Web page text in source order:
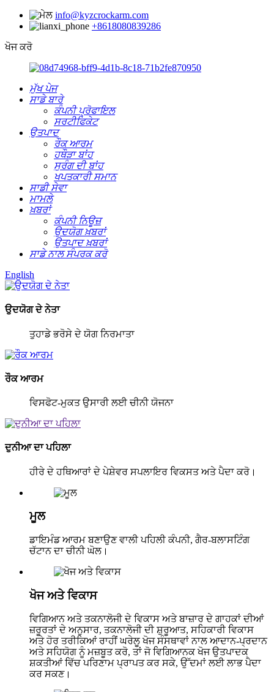
info@kyzcrockarm.com
+8618080839286
ਖੋਜ ਕਰੋ
ਮੁੱਖ ਪੇਜ
ਸਾਡੇ ਬਾਰੇ
ਕੰਪਨੀ ਪ੍ਰੋਫਾਇਲ
ਸਰਟੀਫਿਕੇਟ
ਉਤਪਾਦ
ਰੌਕ ਆਰਮ
ਹਥੌੜਾ ਬਾਂਹ
ਸੁਰੰਗ ਦੀ ਬਾਂਹ
ਖਪਤਕਾਰੀ ਸਮਾਨ
ਸਾਡੀ ਸੇਵਾ
ਮਾਮਲੇ
ਖ਼ਬਰਾਂ
ਕੰਪਨੀ ਨਿਊਜ਼
ਉਦਯੋਗ ਖ਼ਬਰਾਂ
ਉਤਪਾਦ ਖ਼ਬਰਾਂ
ਸਾਡੇ ਨਾਲ ਸੰਪਰਕ ਕਰੋ
English
ਉਦਯੋਗ ਦੇ ਨੇਤਾ
ਤੁਹਾਡੇ ਭਰੋਸੇ ਦੇ ਯੋਗ ਨਿਰਮਾਤਾ
ਰੌਕ ਆਰਮ
ਵਿਸਫੋਟ-ਮੁਕਤ ਉਸਾਰੀ ਲਈ ਚੀਨੀ ਯੋਜਨਾ
ਦੁਨੀਆ ਦਾ ਪਹਿਲਾ
ਹੀਰੇ ਦੇ ਹਥਿਆਰਾਂ ਦੇ ਪੇਸ਼ੇਵਰ ਸਪਲਾਇਰ ਵਿਕਸਤ ਅਤੇ ਪੈਦਾ ਕਰੋ।
ਮੂਲ
ਡਾਇਮੰਡ ਆਰਮ ਬਣਾਉਣ ਵਾਲੀ ਪਹਿਲੀ ਕੰਪਨੀ, ਗੈਰ-ਬਲਾਸਟਿੰਗ
ਚੱਟਾਨ ਦਾ ਚੀਨੀ ਘੋਲ।
ਖੋਜ ਅਤੇ ਵਿਕਾਸ
ਵਿਗਿਆਨ ਅਤੇ ਤਕਨਾਲੋਜੀ ਦੇ ਵਿਕਾਸ ਅਤੇ ਬਾਜ਼ਾਰ ਦੇ ਗਾਹਕਾਂ ਦੀਆਂ
ਜ਼ਰੂਰਤਾਂ ਦੇ ਅਨੁਸਾਰ, ਤਕਨਾਲੋਜੀ ਦੀ ਸ਼ੁਰੂਆਤ, ਸਹਿਕਾਰੀ ਵਿਕਾਸ
ਅਤੇ ਹੋਰ ਤਰੀਕਿਆਂ ਰਾਹੀਂ ਘਰੇਲੂ ਖੋਜ ਸੰਸਥਾਵਾਂ ਨਾਲ ਆਦਾਨ-ਪ੍ਰਦਾਨ
ਅਤੇ ਸਹਿਯੋਗ ਨੂੰ ਮਜ਼ਬੂਤ ​​ਕਰੋ, ਤਾਂ ਜੋ ਵਿਗਿਆਨਕ ਖੋਜ ਉਤਪਾਦਕ
ਸ਼ਕਤੀਆਂ ਵਿੱਚ ਪਰਿਣਾਮ ਪ੍ਰਾਪਤ ਕਰ ਸਕੇ, ਉੱਦਮਾਂ ਲਈ ਲਾਭ ਪੈਦਾ
ਕਰ ਸਕਣ।